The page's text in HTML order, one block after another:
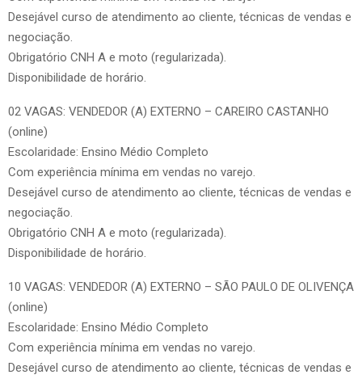
Desejável curso de atendimento ao cliente, técnicas de vendas e
negociação.
Obrigatório CNH A e moto (regularizada).
Disponibilidade de horário.
02 VAGAS: VENDEDOR (A) EXTERNO – CAREIRO CASTANHO
(online)
Escolaridade: Ensino Médio Completo
Com experiência mínima em vendas no varejo.
Desejável curso de atendimento ao cliente, técnicas de vendas e
negociação.
Obrigatório CNH A e moto (regularizada).
Disponibilidade de horário.
10 VAGAS: VENDEDOR (A) EXTERNO – SÃO PAULO DE OLIVENÇA
(online)
Escolaridade: Ensino Médio Completo
Com experiência mínima em vendas no varejo.
Desejável curso de atendimento ao cliente, técnicas de vendas e